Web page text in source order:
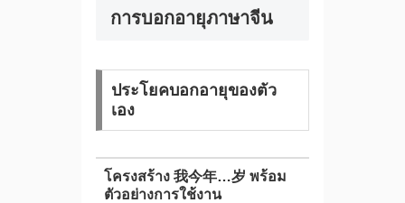
การบอกอายุภาษาจีน
ประโยคบอกอายุของตัว
เอง
โครงสร้าง 我今年…岁 พร้อม
ตัวอย่างการใช้งาน